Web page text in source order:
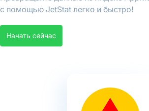
с помощью JetStat легко и быстро!
Начать сейчас